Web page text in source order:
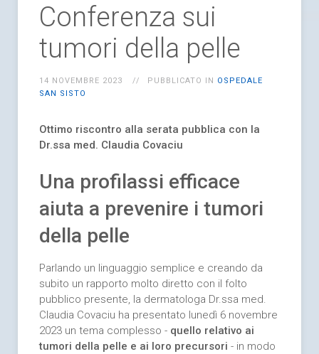
Conferenza sui
tumori della pelle
14 NOVEMBRE 2023 PUBBLICATO IN OSPEDALE
SAN SISTO
Ottimo riscontro alla serata pubblica con la
Dr.ssa med. Claudia Covaciu
Una profilassi efficace
aiuta a prevenire i tumori
della pelle
Parlando un linguaggio semplice e creando da
subito un rapporto molto diretto con il folto
pubblico presente, la dermatologa Dr.ssa med.
Claudia Covaciu ha presentato lunedì 6 novembre
2023 un tema complesso - quello relativo ai
tumori della pelle e ai loro precursori - in modo